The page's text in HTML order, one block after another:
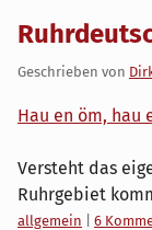
Geschrieben von
Hau en öm, hau
Versteht das
Ruhrgebiet
Kategorien:
allgemein
6